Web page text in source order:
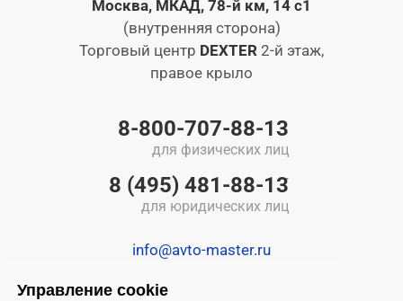
Управление cookie
Москва, МКАД, 78-й км, 14 с1
(внутренняя сторона)
Торговый центр DEXTER 2-й этаж,
правое крыло
8-800-707-88-13
для физических лиц
8 (495) 481-88-13
для юридических лиц
info@avto-master.ru